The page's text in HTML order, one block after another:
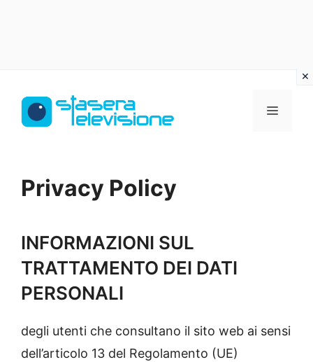
contenuto
MENU
Privacy Policy
INFORMAZIONI SUL
TRATTAMENTO DEI DATI
PERSONALI
degli utenti che consultano il sito web ai sensi
dell’articolo 13 del Regolamento (UE)